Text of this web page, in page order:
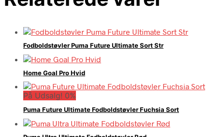
Fodboldstøvler Puma Future Ultimate Sort Str
Home Goal Pro Hvid
På Udsalg! 0%
Puma Future Ultimate Fodboldstøvler Fuchsia Sort